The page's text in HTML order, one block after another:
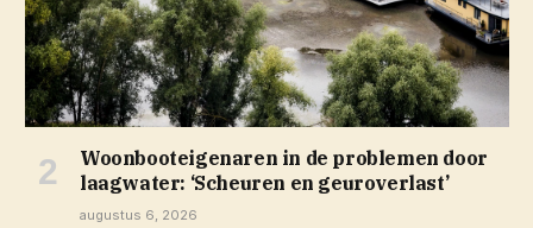
Woonbooteigenaren in de problemen door
laagwater: ‘Scheuren en geuroverlast’
augustus 6, 2026